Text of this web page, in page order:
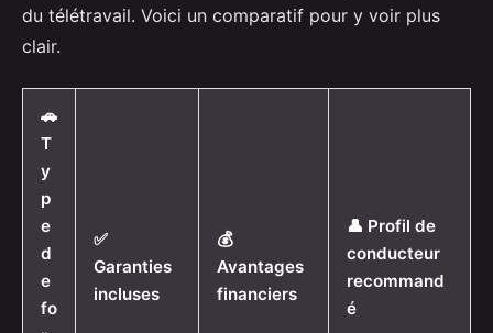
du télétravail. Voici un comparatif pour y voir plus
clair.
🚗
T
y
p
e
d
e
fo
✅
Garanties
incluses
💰
Avantages
financiers
👤 Profil de
conducteur
recommand
é